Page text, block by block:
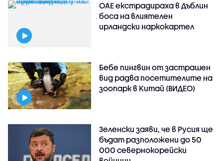
ОАЕ екстрадираха в Дъблин
боса на влиятелен
ирландски наркокартел
Бебе пингвин от застрашен
вид радва посетителите на
зоопарк в Китай (ВИДЕО)
Зеленски заяви, че в Русия ще
бъдат разположени до 50
000 севернокорейски